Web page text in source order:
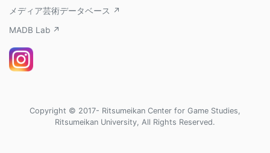
メディア芸術データベース ↗
MADB Lab ↗
Copyright © 2017- Ritsumeikan Center for Game Studies,
Ritsumeikan University, All Rights Reserved.